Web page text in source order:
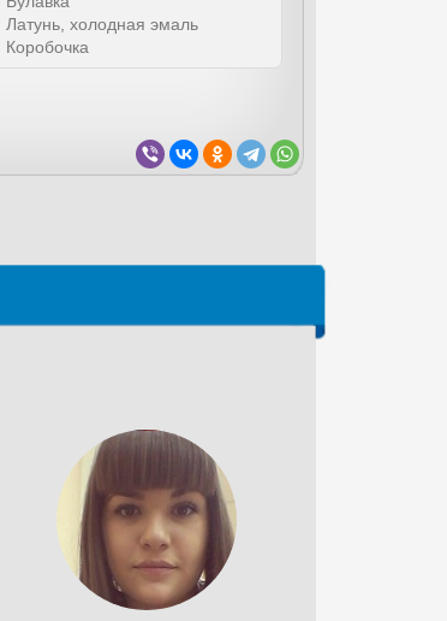
Латунь, холодная эмаль
Коробочка